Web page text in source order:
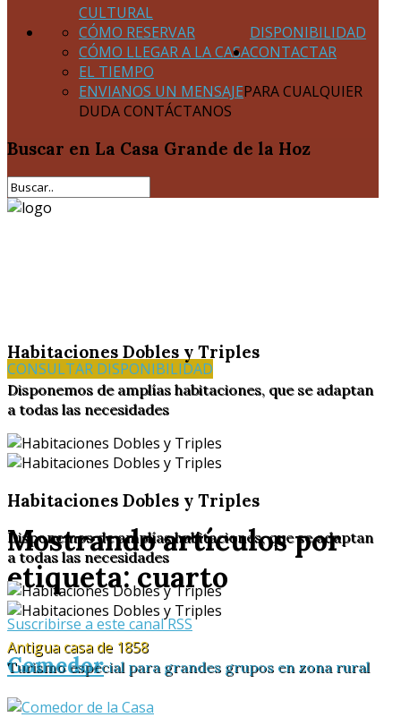
CULTURAL
DISPONIBILIDAD
CÓMO RESERVAR
CÓMO LLEGAR A LA CASA
EL TIEMPO
CONTACTAR
ENVIANOS UN MENSAJEPARA CUALQUIER
DUDA CONTÁCTANOS
Buscar en La Casa Grande de la Hoz
Habitaciones Dobles y Triples
Disponemos de amplías habitaciones, que se adaptan
a todas las necesidades
Habitaciones Dobles y Triples
Disponemos de amplías habitaciones, que se adaptan
a todas las necesidades
Antigua casa de 1858
Turismo especial para grandes grupos en zona rural
CONSULTAR DISPONIBILIDAD
Mostrando artículos por
etiqueta: cuarto
Suscribirse a este canal RSS
Comedor